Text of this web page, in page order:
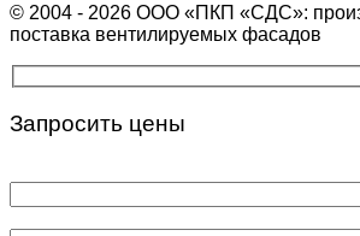
© 2004 - 2026 ООО «ПКП «СДС»:
поставка вентилируемых фасадов
Запросить цены